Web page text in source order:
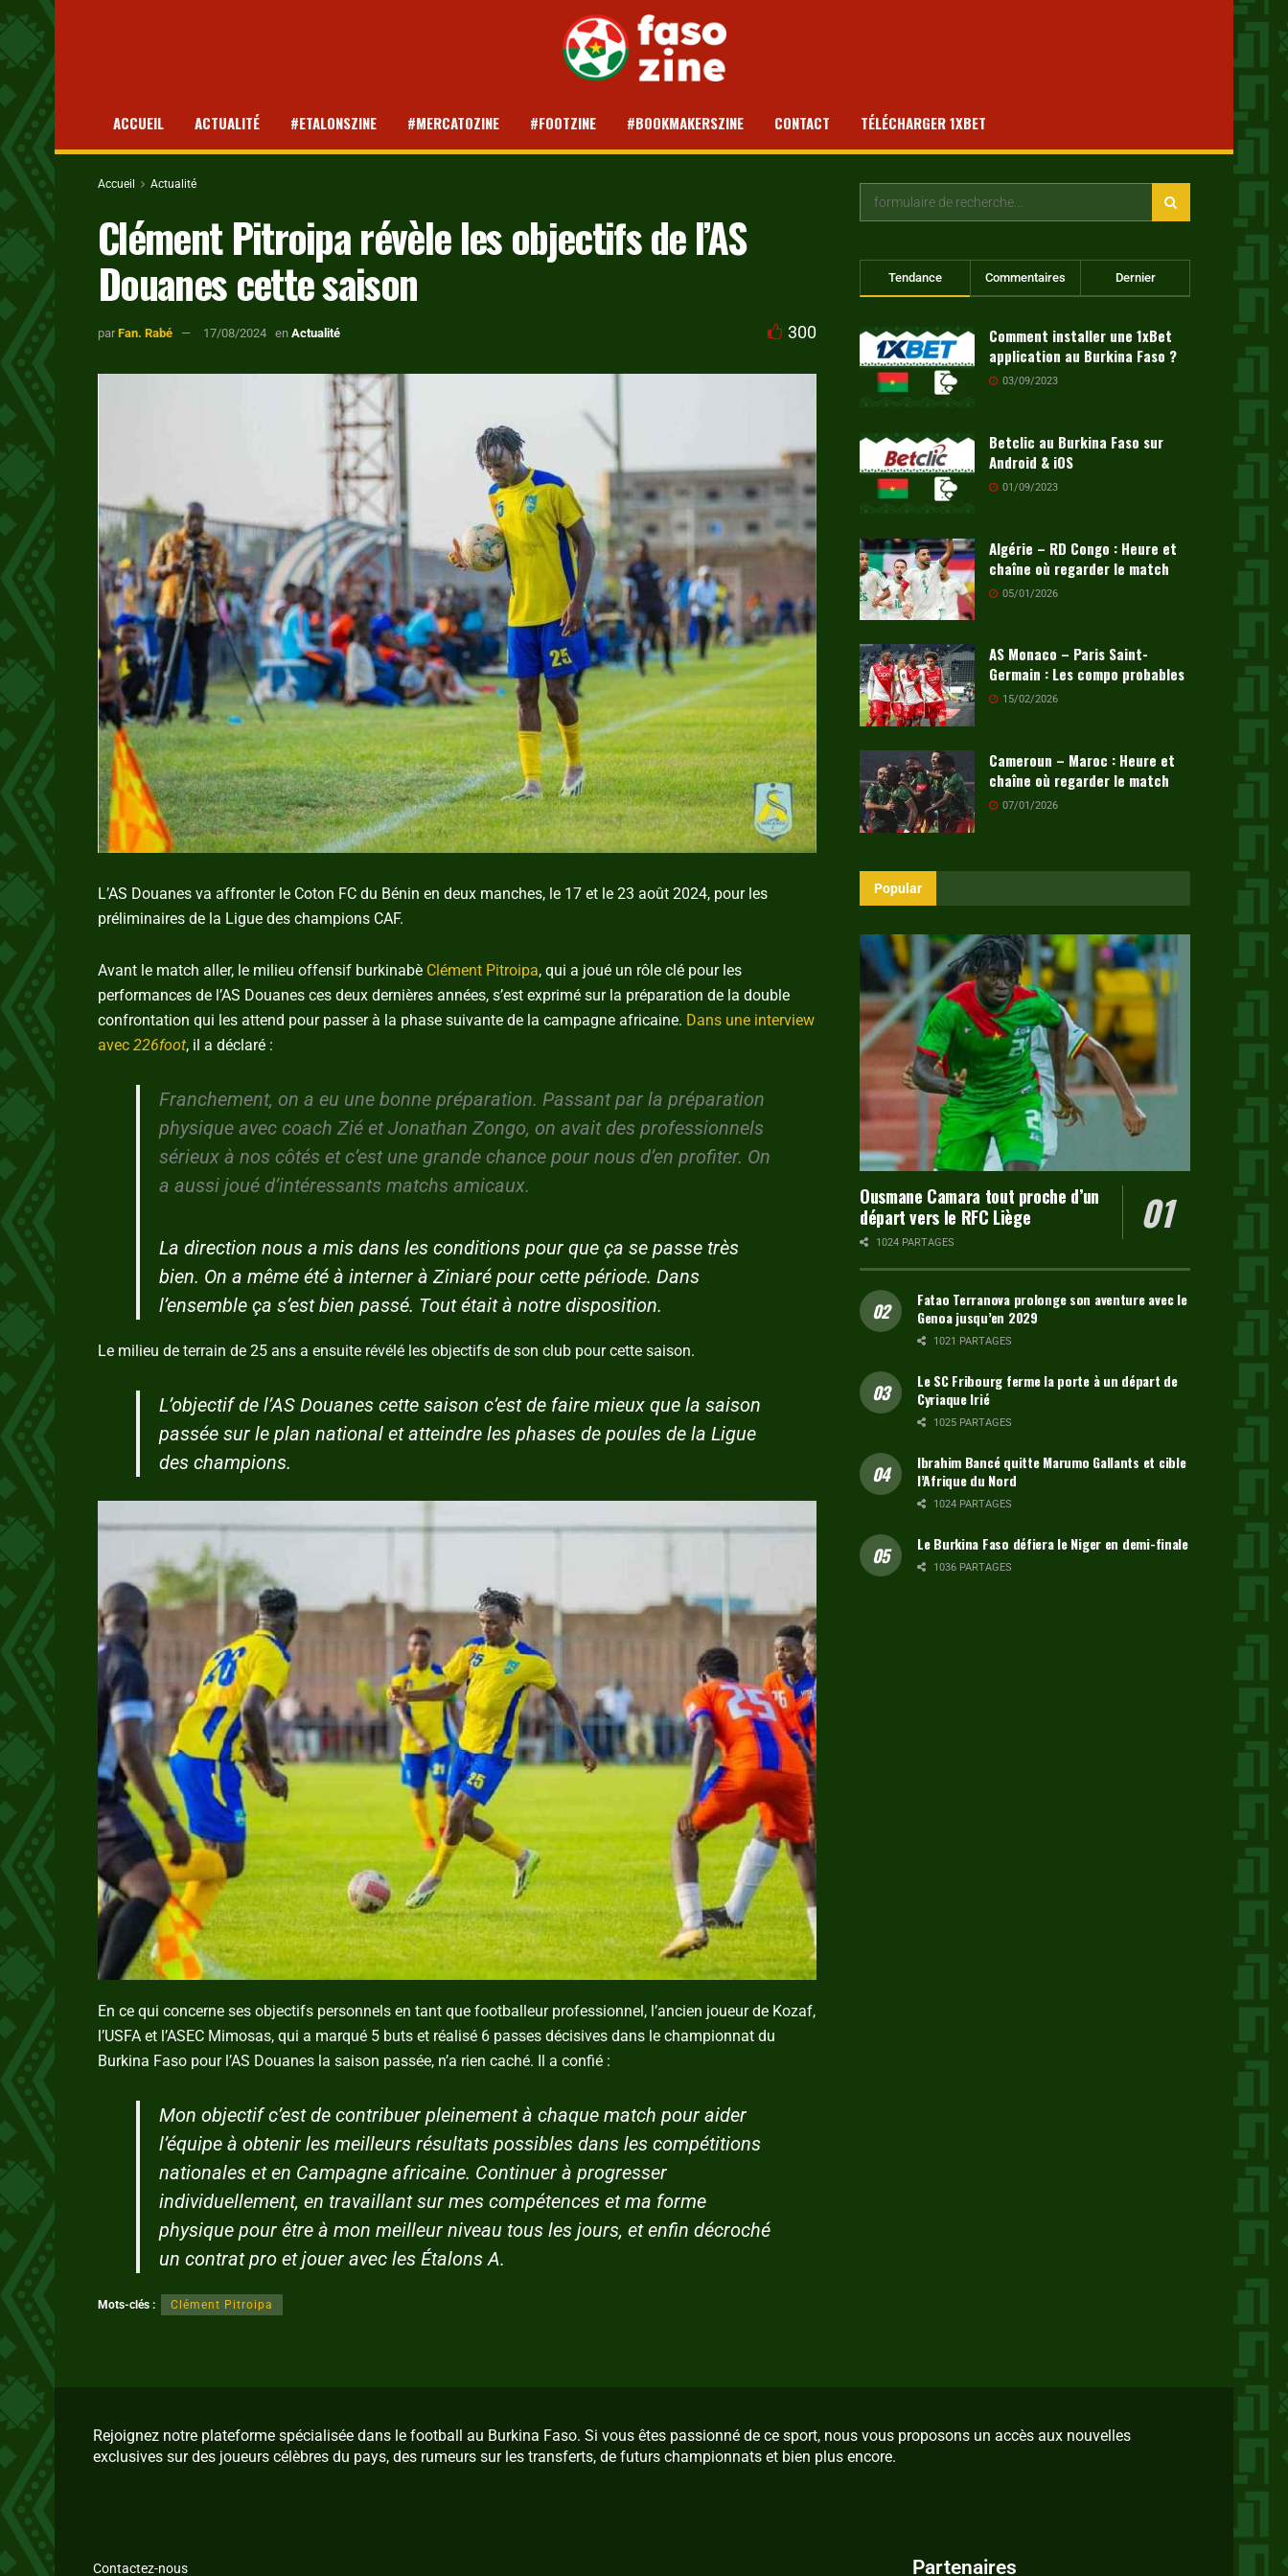
ACCUEIL ACTUALITÉ #ETALONSZINE #MERCATOZINE #FOOTZINE #BOOKMAKERSZINE CONTACT TÉLÉCHARGER 1XBET
Accueil Actualité
Clément Pitroipa révèle les objectifs de l’AS
Douanes cette saison
par Fan. Rabé 17/08/2024 en Actualité 300
L’AS Douanes va affronter le Coton FC du Bénin en deux manches, le 17 et le 23 août 2024, pour les
préliminaires de la Ligue des champions CAF.
Avant le match aller, le milieu offensif burkinabè Clément Pitroipa, qui a joué un rôle clé pour les
performances de l’AS Douanes ces deux dernières années, s’est exprimé sur la préparation de la double
confrontation qui les attend pour passer à la phase suivante de la campagne africaine. Dans une interview
avec 226foot, il a déclaré :
Franchement, on a eu une bonne préparation. Passant par la préparation
physique avec coach Zié et Jonathan Zongo, on avait des professionnels
sérieux à nos côtés et c’est une grande chance pour nous d’en profiter. On
a aussi joué d’intéressants matchs amicaux.
La direction nous a mis dans les conditions pour que ça se passe très
bien. On a même été à interner à Ziniaré pour cette période. Dans
l’ensemble ça s’est bien passé. Tout était à notre disposition.
Le milieu de terrain de 25 ans a ensuite révélé les objectifs de son club pour cette saison.
L’objectif de l’AS Douanes cette saison c’est de faire mieux que la saison
passée sur le plan national et atteindre les phases de poules de la Ligue
des champions.
En ce qui concerne ses objectifs personnels en tant que footballeur professionnel, l’ancien joueur de Kozaf,
l’USFA et l’ASEC Mimosas, qui a marqué 5 buts et réalisé 6 passes décisives dans le championnat du
Burkina Faso pour l’AS Douanes la saison passée, n’a rien caché. Il a confié :
Mon objectif c’est de contribuer pleinement à chaque match pour aider
l’équipe à obtenir les meilleurs résultats possibles dans les compétitions
nationales et en Campagne africaine. Continuer à progresser
individuellement, en travaillant sur mes compétences et ma forme
physique pour être à mon meilleur niveau tous les jours, et enfin décroché
un contrat pro et jouer avec les Étalons A.
Mots-clés : Clément Pitroipa
Tendance Commentaires Dernier
Comment installer une 1xBet
application au Burkina Faso ?
03/09/2023
Betclic au Burkina Faso sur
Android & iOS
01/09/2023
Algérie – RD Congo : Heure et
chaîne où regarder le match
05/01/2026
AS Monaco – Paris Saint-
Germain : Les compo probables
15/02/2026
Cameroun – Maroc : Heure et
chaîne où regarder le match
07/01/2026
Popular
Ousmane Camara tout proche d’un
départ vers le RFC Liège
1024 PARTAGES
Fatao Terranova prolonge son aventure avec le
Genoa jusqu’en 2029
1021 PARTAGES
Le SC Fribourg ferme la porte à un départ de
Cyriaque Irié
1025 PARTAGES
Ibrahim Bancé quitte Marumo Gallants et cible
l’Afrique du Nord
1024 PARTAGES
Le Burkina Faso défiera le Niger en demi-finale
1036 PARTAGES
Rejoignez notre plateforme spécialisée dans le football au Burkina Faso. Si vous êtes passionné de ce sport, nous vous proposons un accès aux nouvelles
exclusives sur des joueurs célèbres du pays, des rumeurs sur les transferts, de futurs championnats et bien plus encore.
Contactez-nous Partenaires